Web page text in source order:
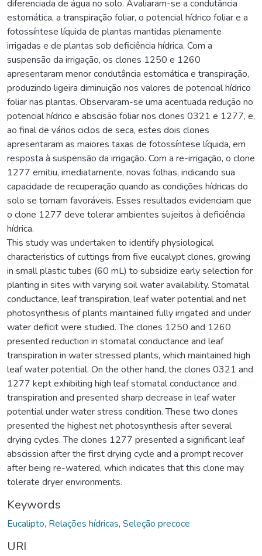
diferenciada de água no solo. Avaliaram-se a condutância
estomática, a transpiração foliar, o potencial hídrico foliar e a
fotossíntese líquida de plantas mantidas plenamente
irrigadas e de plantas sob deficiência hídrica. Com a
suspensão da irrigação, os clones 1250 e 1260
apresentaram menor condutância estomática e transpiração,
produzindo ligeira diminuição nos valores de potencial hídrico
foliar nas plantas. Observaram-se uma acentuada redução no
potencial hídrico e abscisão foliar nos clones 0321 e 1277, e,
ao final de vários ciclos de seca, estes dois clones
apresentaram as maiores taxas de fotossíntese líquida, em
resposta à suspensão da irrigação. Com a re-irrigação, o clone
1277 emitiu, imediatamente, novas folhas, indicando sua
capacidade de recuperação quando as condições hídricas do
solo se tornam favoráveis. Esses resultados evidenciam que
o clone 1277 deve tolerar ambientes sujeitos à deficiência
hídrica.
This study was undertaken to identify physiological
characteristics of cuttings from five eucalypt clones, growing
in small plastic tubes (60 mL) to subsidize early selection for
planting in sites with varying soil water availability. Stomatal
conductance, leaf transpiration, leaf water potential and net
photosynthesis of plants maintained fully irrigated and under
water deficit were studied. The clones 1250 and 1260
presented reduction in stomatal conductance and leaf
transpiration in water stressed plants, which maintained high
leaf water potential. On the other hand, the clones 0321 and
1277 kept exhibiting high leaf stomatal conductance and
transpiration and presented sharp decrease in leaf water
potential under water stress condition. These two clones
presented the highest net photosynthesis after several
drying cycles. The clones 1277 presented a significant leaf
abscission after the first drying cycle and a prompt recover
after being re-watered, which indicates that this clone may
tolerate dryer environments.
Keywords
Eucalipto, Relações hídricas, Seleção precoce
URI